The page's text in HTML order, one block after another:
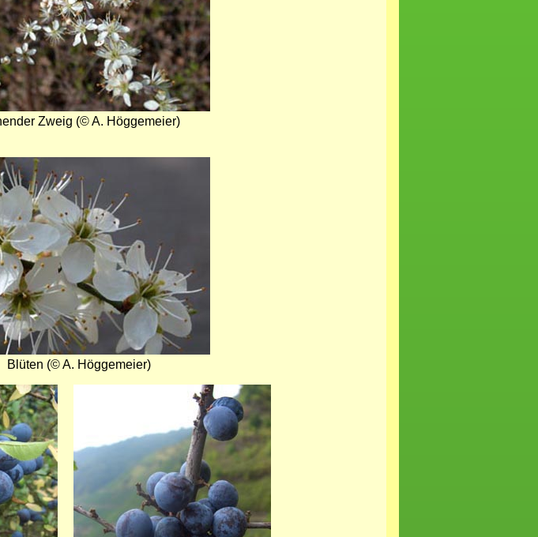
Zweig (© A. Höggemeier)
Blüten (© A. Höggemeier)